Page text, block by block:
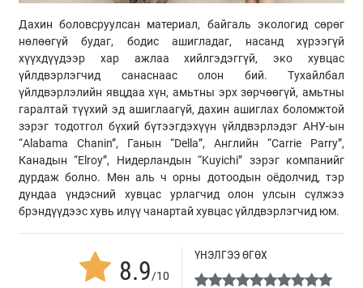
Дахин боловсруулсан материал, байгаль экологид сөрөг
нөлөөгүй будаг, бодис ашигладаг, насанд хүрээгүй
хүүхдүүдээр хар ажлаа хийлгэдэггүй, эко хувцас
үйлдвэрлэгчид санаснаас олон бий. Тухайлбал
үйлдвэрлэлийн явцдаа хүн, амьтны эрх зөрчөөгүй, амьтны
гаралтай түүхий эд ашиглаагүй, дахин ашиглах боломжтой
зэрэг тодотгол бүхий бүтээгдэхүүн үйлдвэрлэдэг АНУ-ын
“Alabama Chanin”, Ганын “Della”, Английн “Carrie Parry”,
Канадын “Elroy”, Нидерландын “Kuyichi” зэрэг компанийг
дурдаж болно. Мөн аль ч орны дотоодын оёдолчид, тэр
дундаа үндэсний хувцас урлагчид олон улсын сүлжээ
брэндүүдээс хувь илүү чанартай хувцас үйлдвэрлэгчид юм.
8.9/10
ҮНЭЛГЭЭ ӨГӨХ